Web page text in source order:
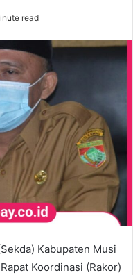
read
Kabupaten Musi
Koordinasi (Rakor)